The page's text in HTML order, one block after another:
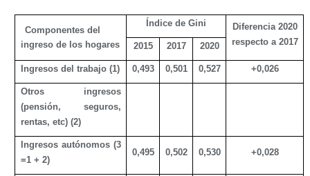
Componentes del
ingreso de los hogares
Índice de Gini
Diferencia 2020
respecto a 2017
2015 2017 2020
Ingresos del trabajo (1) 0,493 0,501 0,527 +0,026
Otros ingresos
(pensión, seguros,
rentas, etc) (2)
Ingresos autónomos (3
=1 + 2)
0,495 0,502 0,530 +0,028